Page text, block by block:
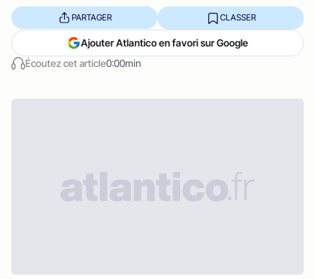
Écoutez cet article0:00min
PARTAGER CLASSER
Ajouter Atlantico en favori sur Google